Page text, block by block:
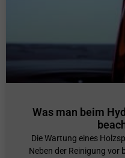
Was man beim
Die Wartung eines
Neben der Reinigung vor